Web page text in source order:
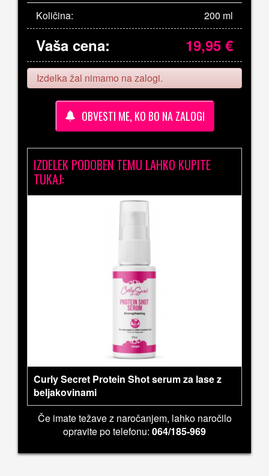
Količina: 200 ml
Vaša cena: 19,95€
Izdelka žal nimamo na zalogi.
OBVESTI ME, KO BO NA ZALOGI
IZDELEK PODOBEN TEMU LAHKO KUPITE
TUKAJ:
Curly Secret Protein Shot serum za lase z
beljakovinami
Če imate težave z naročanjem, lahko naročilo
opravite po telefonu: 064/185-969